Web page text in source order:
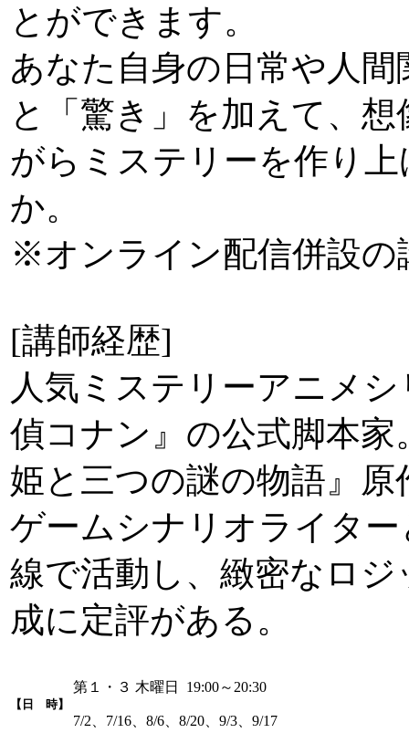
とができます。
あなた自身の日常や人間
と「驚き」を加えて、
がらミステリーを作り
か。
※オンライン配信併設の
[講師経歴]
人気ミステリーアニメ
偵コナン』の公式脚本家
姫と三つの謎の物語』原
ゲームシナリオライタ
線で活動し、緻密なロジ
成に定評がある。
【日 時】
第１・３ 木曜日 19:00～20:30
7/2、7/16、8/6、8/20、9/3、9/17